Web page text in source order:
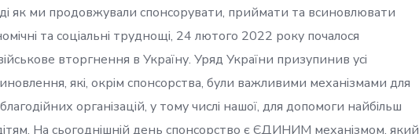
як ми продовжували спонсорувати, приймати та всиновлювати
та соціальні труднощі, 24 лютого 2022 року почалося
вторгнення в Україну. Уряд України призупинив усі
які, окрім спонсорства, були важливими механізмами для
організацій, у тому числі нашої, для допомоги найбільш
На сьогоднішній день спонсорство є ЄДИНИМ механізмом, який